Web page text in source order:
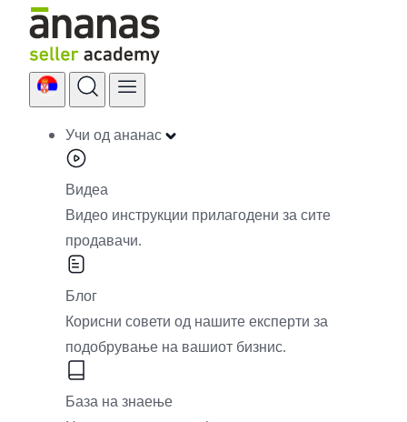
Skip
content
Учи од ананас
Видеа
Видео инструкции прилагодени за сите
продавачи.
Блог
Корисни совети од нашите експерти за
подобрување на вашиот бизнис.
База на знаење